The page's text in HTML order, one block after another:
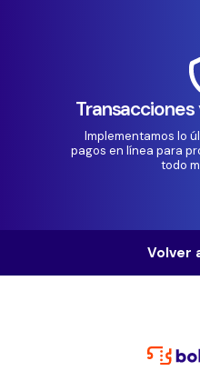
Implementamos lo
pagos en línea para
todo
Volver